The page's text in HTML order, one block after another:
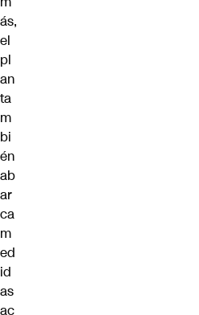
ás,
el
pl
an
ta
m
bi
én
ab
ar
ca
m
ed
id
as
ac